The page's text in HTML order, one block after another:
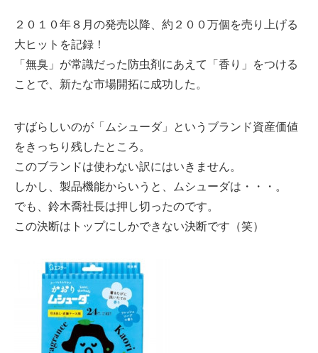
２０１０年８月の発売以降、約２００万個を売り上げる
大ヒットを記録！
「無臭」が常識だった防虫剤にあえて「香り」をつける
ことで、新たな市場開拓に成功した。
すばらしいのが「ムシューダ」というブランド資産価値
をきっちり残したところ。
このブランドは使わない訳にはいきません。
しかし、製品機能からいうと、ムシューダは・・・。
でも、鈴木喬社長は押し切ったのです。
この決断はトップにしかできない決断です（笑）